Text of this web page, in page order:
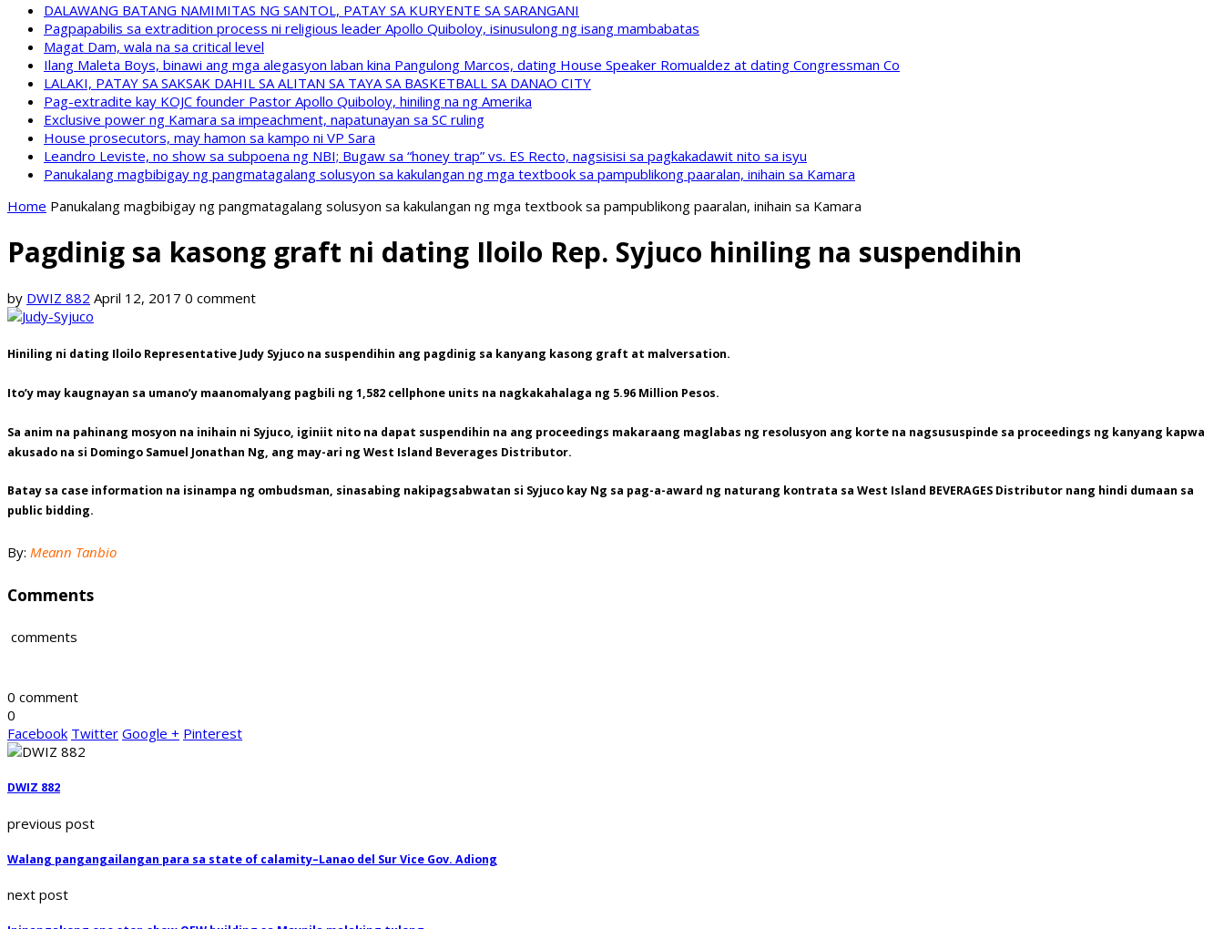
DALAWANG BATANG NAMIMITAS NG SANTOL, PATAY SA KURYENTE SA SARANGANI
Pagpapabilis sa extradition process ni religious leader Apollo Quiboloy, isinusulong ng isang mambabatas
Magat Dam, wala na sa critical level
Ilang Maleta Boys, binawi ang mga alegasyon laban kina Pangulong Marcos, dating House Speaker Romualdez at dating Congressman Co
LALAKI, PATAY SA SAKSAK DAHIL SA ALITAN SA TAYA SA BASKETBALL SA DANAO CITY
Pag-extradite kay KOJC founder Pastor Apollo Quiboloy, hiniling na ng Amerika
Exclusive power ng Kamara sa impeachment, napatunayan sa SC ruling
House prosecutors, may hamon sa kampo ni VP Sara
Leandro Leviste, no show sa subpoena ng NBI; Bugaw sa “honey trap” vs. ES Recto, nagsisisi sa pagkakadawit nito sa isyu
Panukalang magbibigay ng pangmatagalang solusyon sa kakulangan ng mga textbook sa pampublikong paaralan, inihain sa Kamara
Home Panukalang magbibigay ng pangmatagalang solusyon sa kakulangan ng mga textbook sa pampublikong paaralan, inihain sa Kamara
Pagdinig sa kasong graft ni dating Iloilo Rep. Syjuco hiniling na suspendihin
by DWIZ 882 April 12, 2017 0 comment
Hiniling ni dating Iloilo Representative Judy Syjuco na suspendihin ang pagdinig sa kanyang kasong graft at malversation.
Ito’y may kaugnayan sa umano’y maanomalyang pagbili ng 1,582 cellphone units na nagkakahalaga ng 5.96 Million Pesos.
Sa anim na pahinang mosyon na inihain ni Syjuco, iginiit nito na dapat suspendihin na ang proceedings makaraang maglabas ng resolusyon ang korte na nagsususpinde sa proceedings ng kanyang kapwa
akusado na si Domingo Samuel Jonathan Ng, ang may-ari ng West Island Beverages Distributor.
Batay sa case information na isinampa ng ombudsman, sinasabing nakipagsabwatan si Syjuco kay Ng sa pag-a-award ng naturang kontrata sa West Island BEVERAGES Distributor nang hindi dumaan sa
public bidding.
By: Meann Tanbio
Comments
comments
0 comment
0
Facebook Twitter Google + Pinterest
DWIZ 882
previous post
Walang pangangailangan para sa state of calamity–Lanao del Sur Vice Gov. Adiong
next post